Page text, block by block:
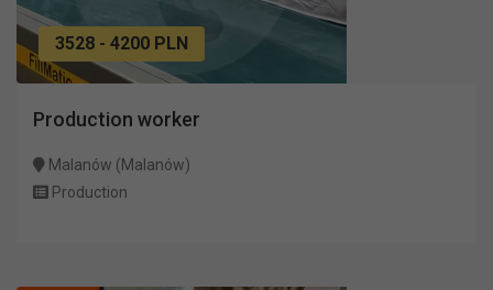
3528 - 4200 PLN
Production worker
Malanów (Malanów)
Production